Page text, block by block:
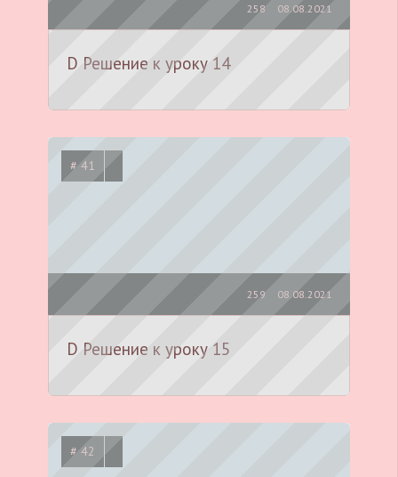
08.08.2021
258
D Решение к уроку 14
# 41
08.08.2021
259
D Решение к уроку 15
# 42